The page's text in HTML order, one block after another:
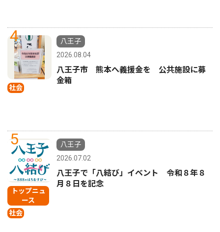
4
社会
八王子
2026.08.04
八王子市 熊本へ義援金を 公共施設に募
金箱
5
トップニュ
ース
社会
八王子
2026.07.02
八王子で「八結び」イベント 令和８年８
月８日を記念